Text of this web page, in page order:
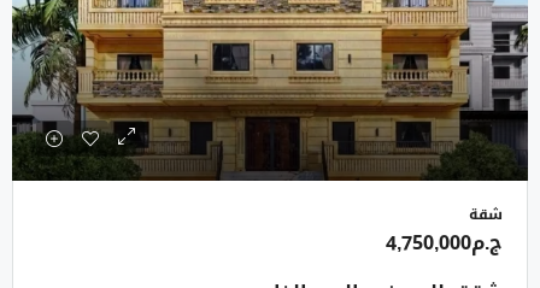
شقة
ج.م4,750,000